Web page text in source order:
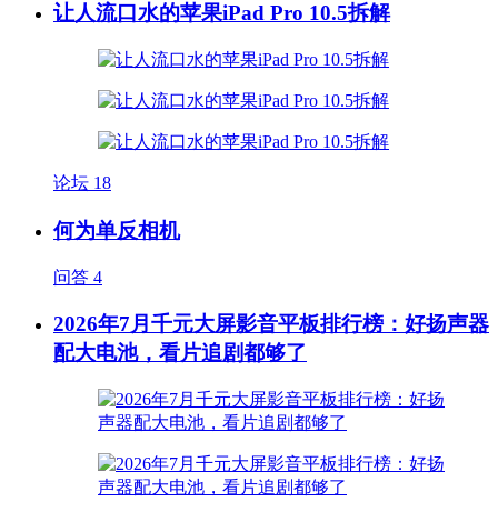
让人流口水的苹果iPad Pro 10.5拆解
论坛 18
何为单反相机
问答 4
2026年7月千元大屏影音平板排行榜：好扬声器
配大电池，看片追剧都够了